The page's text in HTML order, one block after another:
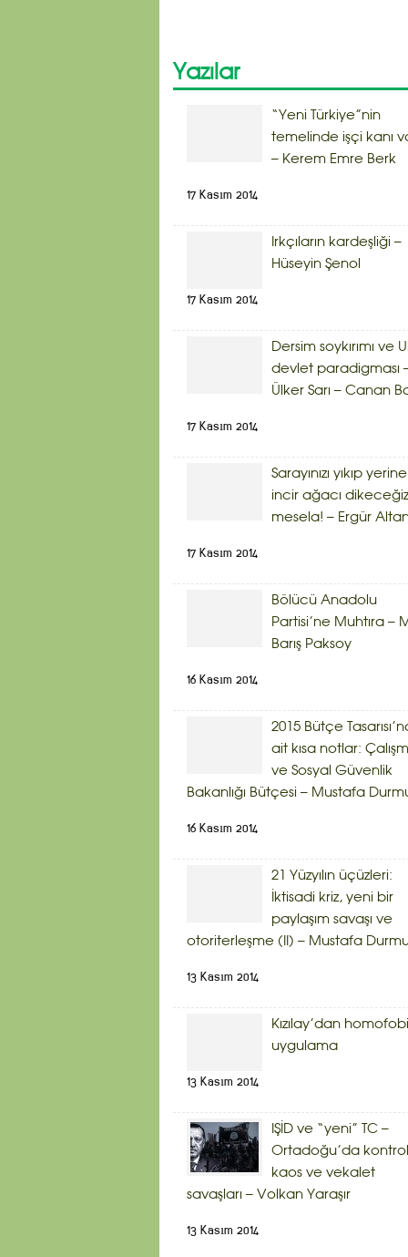
Yazılar
“Yeni Türkiye”nin
temelinde işçi kanı
– Kerem Emre Berk
17 Kasım 2014
Irkçıların kardeşliği –
Hüseyin Şenol
17 Kasım 2014
Dersim soykırımı ve
devlet paradigması
Ülker Sarı – Canan
17 Kasım 2014
Sarayınızı yıkıp yerine
incir ağacı dikeceğiz
mesela! – Ergür
17 Kasım 2014
Bölücü Anadolu
Partisi’ne Muhtıra –
Barış Paksoy
16 Kasım 2014
2015 Bütçe
ait kısa notlar:
ve Sosyal Güvenlik
Bakanlığı Bütçesi – Mustafa
16 Kasım 2014
21 Yüzyılın üçüzleri:
İktisadi kriz, yeni bir
paylaşım savaşı ve
otoriterleşme (II) – Mustafa
13 Kasım 2014
Kızılay’dan
uygulama
13 Kasım 2014
IŞİD ve “yeni” TC –
Ortadoğu’da
kaos ve vekalet
savaşları – Volkan Yaraşır
13 Kasım 2014